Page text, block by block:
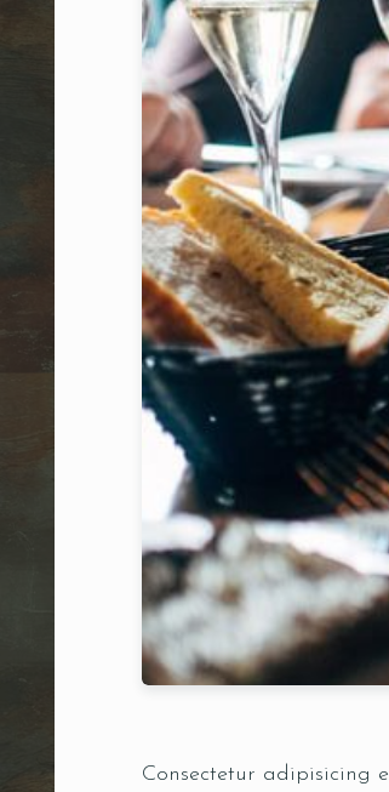
Consectetur adipisicing